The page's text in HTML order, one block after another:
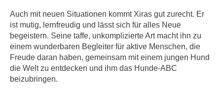
Auch mit neuen Situationen kommt Xiras gut zurecht. Er
ist mutig, lernfreudig und lässt sich für alles Neue
begeistern. Seine taffe, unkomplizierte Art macht ihn zu
einem wunderbaren Begleiter für aktive Menschen, die
Freude daran haben, gemeinsam mit einem jungen Hund
die Welt zu entdecken und ihm das Hunde-ABC
beizubringen.